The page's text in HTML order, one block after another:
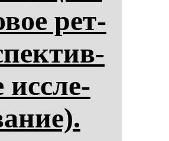
рет­
ис­сле­